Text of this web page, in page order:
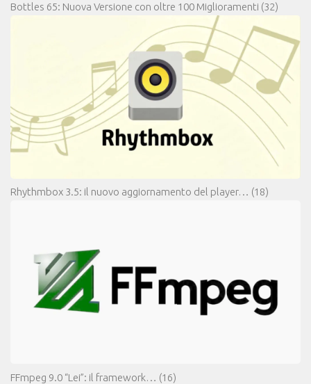
Bottles 65: Nuova Versione con oltre 100 Miglioramenti (32)
Rhythmbox 3.5: il nuovo aggiornamento del player… (18)
FFmpeg 9.0 “Lei”: il framework… (16)